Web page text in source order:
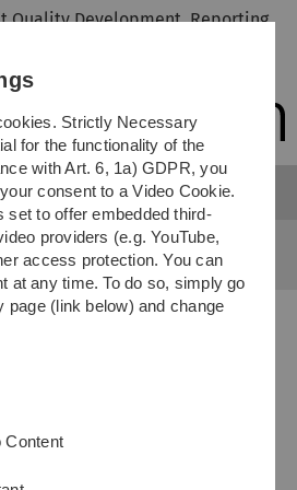
Skip
Skip
Skip
Skip
Quality Development, Reporting
Akkreditierungsverfahren
wählen Sie bitte den
aus.
Strictly Necessary
for the functionality of the
with Art. 6, 1a) GDPR, you
consent to a Video Cookie.
set to offer embedded third-
providers (e.g. YouTube,
access protection. You can
at any time. To do so, simply go
page (link below) and change
Content